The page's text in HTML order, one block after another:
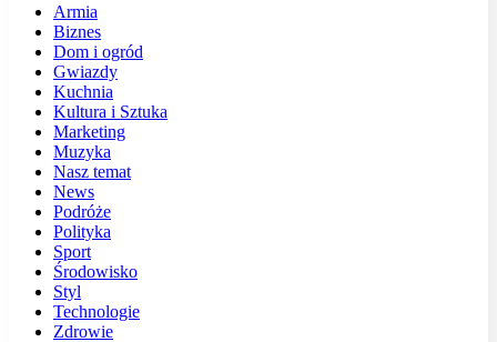
Armia
Biznes
Dom i ogród
Gwiazdy
Kuchnia
Kultura i Sztuka
Marketing
Muzyka
Nasz temat
News
Podróże
Polityka
Sport
Środowisko
Styl
Technologie
Zdrowie